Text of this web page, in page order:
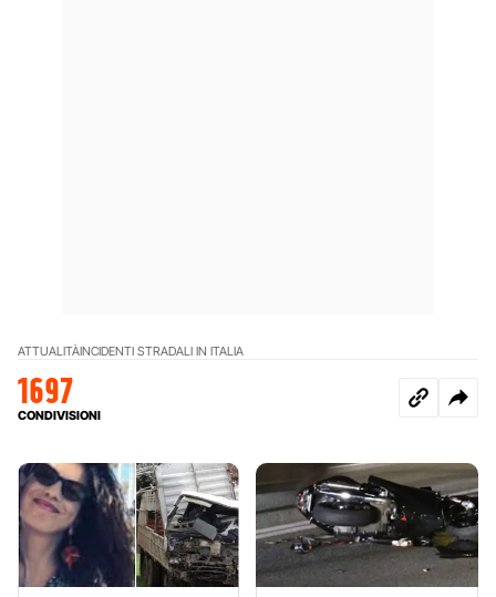
ATTUALITÀINCIDENTI STRADALI IN ITALIA
1697
CONDIVISIONI